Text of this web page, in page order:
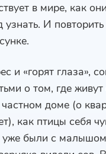
в мире, как
И
и «горят глаза»,
о том, где
доме (о
как птицы себя
уже были с